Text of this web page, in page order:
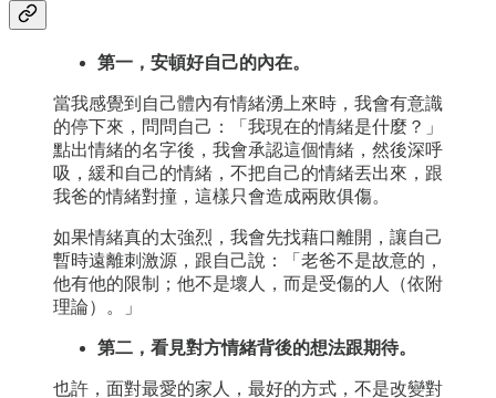
第一，安頓好自己的內在。
當我感覺到自己體內有情緒湧上來時，我會有意識
的停下來，問問自己：「我現在的情緒是什麼？」
點出情緒的名字後，我會承認這個情緒，然後深呼
吸，緩和自己的情緒，不把自己的情緒丟出來，跟
我爸的情緒對撞，這樣只會造成兩敗俱傷。
如果情緒真的太強烈，我會先找藉口離開，讓自己
暫時遠離刺激源，跟自己說：「老爸不是故意的，
他有他的限制；他不是壞人，而是受傷的人（依附
理論）。」
第二，看見對方情緒背後的想法跟期待。
也許，面對最愛的家人，最好的方式，不是改變對